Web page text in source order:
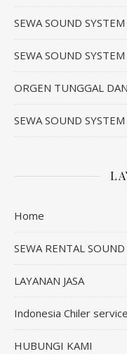
SEWA SOUND
SEWA SOUND
ORGEN TUNGGAL
SEWA SOUND
Home
SEWA RENTAL
LAYANAN JASA
Indonesia Chiler service
HUBUNGI KAMI